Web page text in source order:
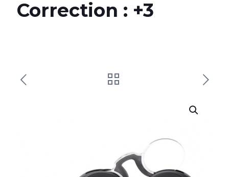
Correction : +3